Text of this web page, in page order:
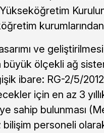
tasarımı ve
ölçekli ağ
ibare: RG-2/5/
için en az 3
sahip bulunması
personeli